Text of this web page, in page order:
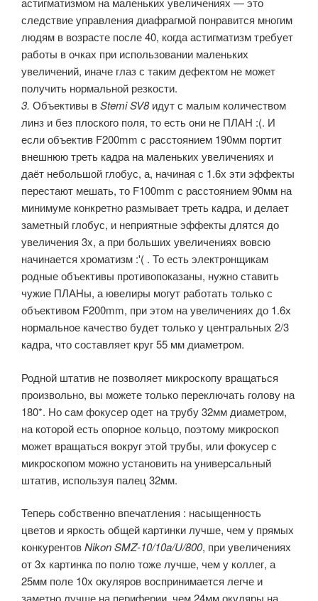
следствие управления диафрагмой понравится многим
людям в возрасте после 40, когда астигматизм требует
работы в очках при использовании маленьких
увеличений, иначе глаз с таким дефектом не может
получить нормальной резкости.
3. Объективы вStemi SV8идут с малым количеством
линз и без плоского поля, то есть они не ПЛАН :(. И
если объектив F200mm с расстоянием 190мм портит
внешнюю треть кадра на маленьких увеличениях и
даёт небольшой глобус, а, начиная с 1.6х эти эффекты
перестают мешать, то F100mm с расстоянием 90мм на
минимуме конкретно размывает треть кадра, и делает
заметный глобус, и неприятные эффекты длятся до
увеличения 3x, а при больших увеличениях вовсю
начинается хроматизм :'( . То есть электронщикам
родные объективы противопоказаны, нужно ставить
чужие ПЛАНы, а ювелиры могут работать только с
объективом F200mm, при этом на увеличениях до 1.6х
нормальное качество будет только у центральных 2/3
кадра, что составляет круг 55 мм диаметром.
Родной штатив не позволяет микроскопу вращаться
произвольно, вы можете только переключать голову на
180*. Но сам фокусер одет на трубу 32мм диаметром,
на которой есть опорное кольцо, поэтому микроскоп
может вращаться вокруг этой трубы, или фокусер с
микроскопом можно установить на универсальный
штатив, используя палец 32мм.
Теперь собственно впечатления : насыщенность
цветов и яркость общей картинки лучше, чем у прямых
конкурентовNikon SMZ-10/10a/U/800, при увеличениях
от 3x картинка по полю тоже лучше, чем у коллег, а
25мм поле 10х окуляров воспринимается легче и
заметно лучше на периферии, чем 24мм окуляры на